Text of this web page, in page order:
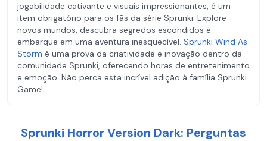
jogabilidade cativante e visuais impressionantes, é um
item obrigatório para os fãs da série Sprunki. Explore
novos mundos, descubra segredos escondidos e
embarque em uma aventura inesquecível. Sprunki Wind As
Storm é uma prova da criatividade e inovação dentro da
comunidade Sprunki, oferecendo horas de entretenimento
e emoção. Não perca esta incrível adição à família Sprunki
Game!
Sprunki Horror Version Dark: Perguntas